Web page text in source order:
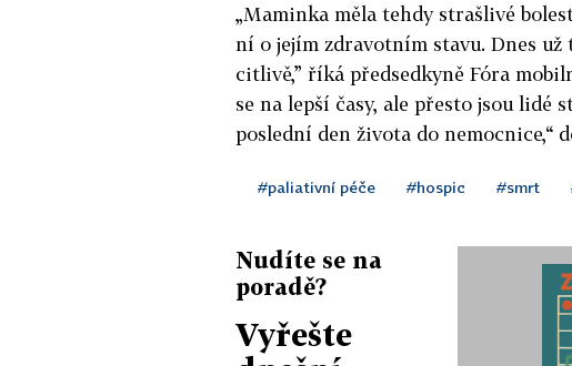
„Maminka měla tehdy strašlivé
ní o jejím zdravotním stavu. Dnes
citlivě,” říká předsedkyně Fóra
se na lepší časy, ale přesto jsou lidé
poslední den života do nemocnice,“
#paliativní péče #hospic #smrt
Nudíte se na
poradě?
Vyřešte